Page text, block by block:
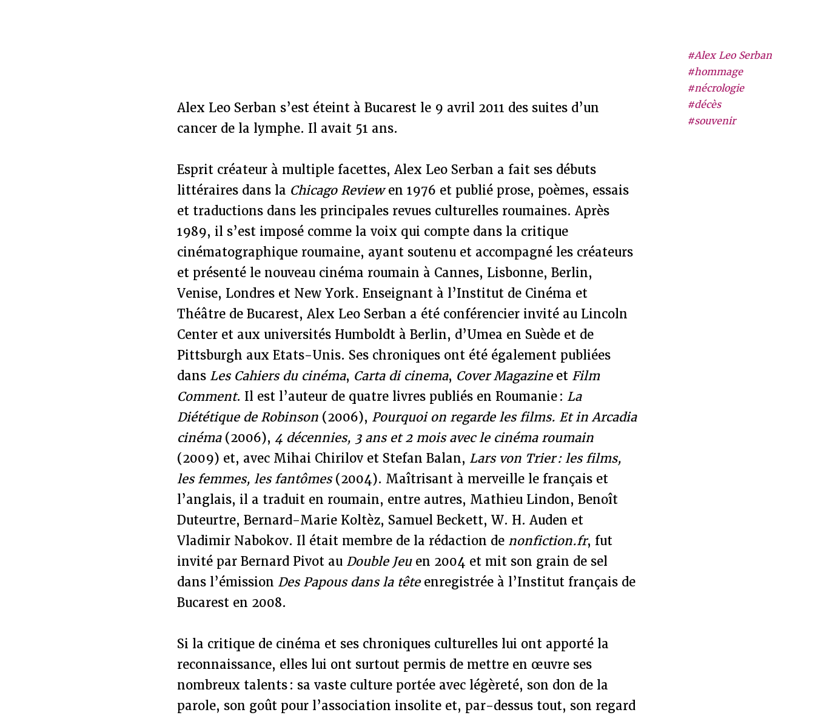
#Alex Leo Serban
#hommage
#nécrologie
#décès
#souvenir
Alex Leo Serban s’est éteint à Bucarest le 9 avril 2011 des suites d’un
cancer de la lymphe. Il avait 51 ans.
Esprit créateur à multiple facettes, Alex Leo Serban a fait ses débuts
littéraires dans la Chicago Reviewen 1976 et publié prose, poèmes, essais
et traductions dans les principales revues culturelles roumaines. Après
1989, il s’est imposé comme la voix qui compte dans la critique
cinématographique roumaine, ayant soutenu et accompagné les créateurs
et présenté le nouveau cinéma roumain à Cannes, Lisbonne, Berlin,
Venise, Londres et New York. Enseignant à l’Institut de Cinéma et
Théâtre de Bucarest, Alex Leo Serban a été conférencier invité au Lincoln
Center et aux universités Humboldt à Berlin, d’Umea en Suède et de
Pittsburgh aux Etats-Unis. Ses chroniques ont été également publiées
dans Les Cahiers du cinéma, Carta di cinema, Cover Magazine et Film
Comment. Il est l’auteur de quatre livres publiés en Roumanie : La
Diététique de Robinson (2006), Pourquoi on regarde les films. Et in Arcadia
cinéma (2006), 4 décennies, 3 ans et 2 mois avec le cinéma roumain
(2009) et, avec Mihai Chirilov et Stefan Balan, Lars von Trier : les films,
les femmes, les fantômes(2004). Maîtrisant à merveille le français et
l’anglais, il a traduit en roumain, entre autres, Mathieu Lindon, Benoît
Duteurtre, Bernard-Marie Koltèz, Samuel Beckett, W. H. Auden et
Vladimir Nabokov. Il était membre de la rédaction de nonfiction.fr, fut
invité par Bernard Pivot au Double Jeuen 2004 et mit son grain de sel
dans l’émission Des Papous dans la têteenregistrée à l’Institut français de
Bucarest en 2008.
Si la critique de cinéma et ses chroniques culturelles lui ont apporté la
reconnaissance, elles lui ont surtout permis de mettre en œuvre ses
nombreux talents : sa vaste culture portée avec légèreté, son don de la
parole, son goût pour l’association insolite et, par-dessus tout, son regard